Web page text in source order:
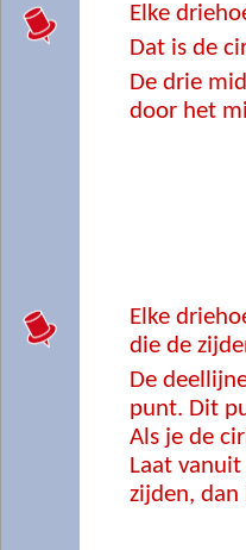
Elke
Dat is de
De drie
door het
Elke
die de
De
punt. Dit
Als je de
Laat
zijden, dan